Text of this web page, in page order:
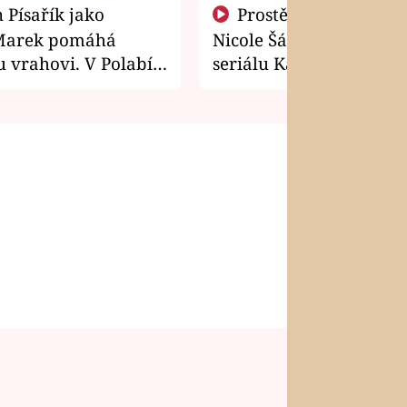
pomáhá
vrahovi. V Polabí
Nicole Šáchová získala
seriálu Kamarádi